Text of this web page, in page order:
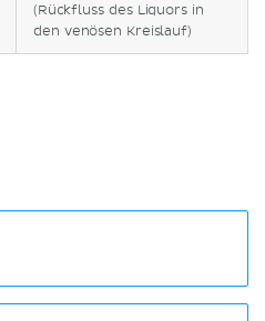
(Rückfluss des Liquors in
den venösen Kreislauf)